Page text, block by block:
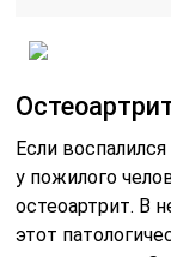
Если
у пожилого
остеоартрит. В
этот